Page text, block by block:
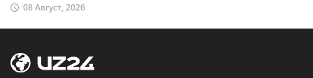
08 Август, 2026